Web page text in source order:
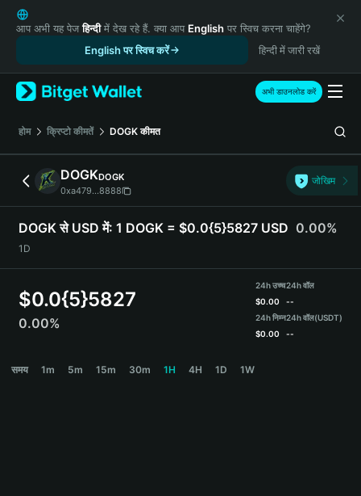
English
日本語
Русский
Español (Latinoamérica)
Türkçe
Italiano
简体中文
繁體中文
Português (Portugal)
Bahasa Indonesia
Español
आप अभी यह पेजहिन्दीमें देख रहे हैं. क्या आप English पर स्विच करना चाहेंगे?
English पर स्विच करें
हिन्दी में जारी रखें
अभी डाउनलोड करें
होम क्रिप्टो कीमतें DOGK कीमत
DOGKDOGK
0xa479...8888
जोखिम
DOGK से USD में: 1 DOGK = $0.0{5}5827 USD 0.00%
1D
$0.0{5}5827
0.00%
24h उच्च
$0.00
24h निम्न
$0.00
24h वॉल
--
24h वॉल(USDT)
--
समय 1m 5m 15m 30m 1H 4H 1D 1W